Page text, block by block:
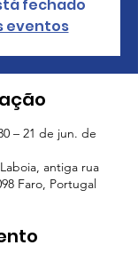
fechado
eventos
– 21 de jun. de
antiga rua
Faro, Portugal